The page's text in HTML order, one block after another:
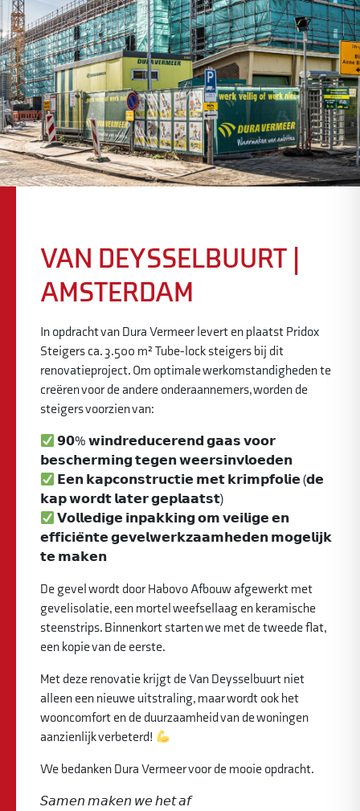
VAN DEYSSELBUURT |
AMSTERDAM
In opdracht van Dura Vermeer levert en plaatst Pridox
Steigers ca. 3.500 m² Tube-lock steigers bij dit
renovatieproject. Om optimale werkomstandigheden te
creëren voor de andere onderaannemers, worden de
steigers voorzien van:
𝟵𝟬% 𝘄𝗶𝗻𝗱𝗿𝗲𝗱𝘂𝗰𝗲𝗿𝗲𝗻𝗱 𝗴𝗮𝗮𝘀 𝘃𝗼𝗼𝗿
𝗯𝗲𝘀𝗰𝗵𝗲𝗿𝗺𝗶𝗻𝗴 𝘁𝗲𝗴𝗲𝗻 𝘄𝗲𝗲𝗿𝘀𝗶𝗻𝘃𝗹𝗼𝗲𝗱𝗲𝗻
𝗘𝗲𝗻 𝗸𝗮𝗽𝗰𝗼𝗻𝘀𝘁𝗿𝘂𝗰𝘁𝗶𝗲 𝗺𝗲𝘁 𝗸𝗿𝗶𝗺𝗽𝗳𝗼𝗹𝗶𝗲 (𝗱𝗲
𝗸𝗮𝗽 𝘄𝗼𝗿𝗱𝘁 𝗹𝗮𝘁𝗲𝗿 𝗴𝗲𝗽𝗹𝗮𝗮𝘁𝘀𝘁)
𝗩𝗼𝗹𝗹𝗲𝗱𝗶𝗴𝗲 𝗶𝗻𝗽𝗮𝗸𝗸𝗶𝗻𝗴 𝗼𝗺 𝘃𝗲𝗶𝗹𝗶𝗴𝗲 𝗲𝗻
𝗲𝗳𝗳𝗶𝗰𝗶𝗲̈𝗻𝘁𝗲 𝗴𝗲𝘃𝗲𝗹𝘄𝗲𝗿𝗸𝘇𝗮𝗮𝗺𝗵𝗲𝗱𝗲𝗻 𝗺𝗼𝗴𝗲𝗹𝗶𝗷𝗸
𝘁𝗲 𝗺𝗮𝗸𝗲𝗻
De gevel wordt door Habovo Afbouw afgewerkt met
gevelisolatie, een mortel weefsellaag en keramische
steenstrips. Binnenkort starten we met de tweede flat,
een kopie van de eerste.
Met deze renovatie krijgt de Van Deysselbuurt niet
alleen een nieuwe uitstraling, maar wordt ook het
wooncomfort en de duurzaamheid van de woningen
aanzienlijk verbeterd!
We bedanken Dura Vermeer voor de mooie opdracht.
𝘚𝘢𝘮𝘦𝘯 𝘮𝘢𝘬𝘦𝘯 𝘸𝘦 𝘩𝘦𝘵 𝘢𝘧